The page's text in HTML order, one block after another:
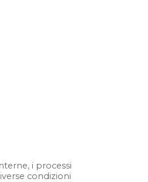
i processi
condizioni